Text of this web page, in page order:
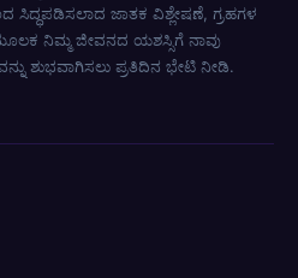
ಸಿದ್ಧಪಡಿಸಲಾದ ಜಾತಕ ವಿಶ್ಲೇಷಣೆ, ಗ್ರಹಗಳ
ನಿಮ್ಮ ಜೀವನದ ಯಶಸ್ಸಿಗೆ ನಾವು
ಶುಭವಾಗಿಸಲು ಪ್ರತಿದಿನ ಭೇಟಿ ನೀಡಿ.